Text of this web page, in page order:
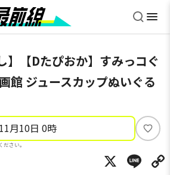
】【Dたぴおか】すみっコぐ
館 ジュースカップぬいぐる
月10日 0時
さい。
い
ね
X